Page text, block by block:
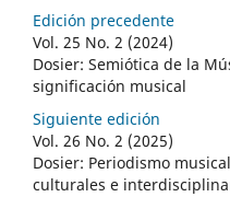
Edición precedente
Vol. 25 No. 2 (2024)
Dosier: Semiótica de la
significación musical
Siguiente edición
Vol. 26 No. 2 (2025)
Dosier: Periodismo
culturales e